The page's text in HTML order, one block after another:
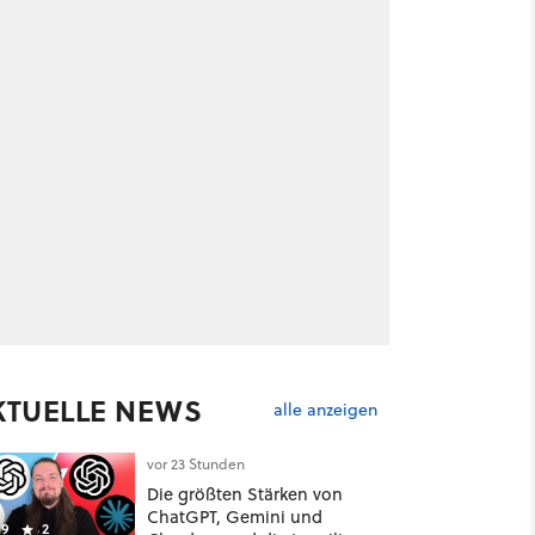
NEWS alle anzeigen
2
vor 23 Stunden
Die größten Stärken von
ChatGPT, Gemini und